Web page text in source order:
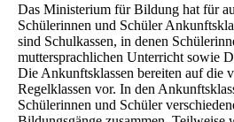
Das Ministerium für Bildung hat für
Schülerinnen und Schüler
sind Schulkassen, in denen
muttersprachlichen Unterricht sowie
Die Ankunftsklassen bereiten auf die
Regelklassen vor. In den
Schülerinnen und Schüler